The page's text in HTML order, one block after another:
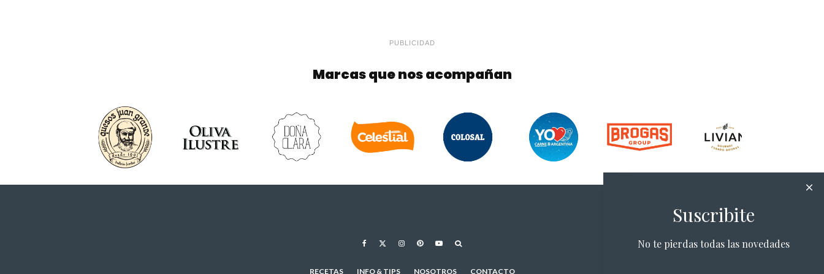
PUBLICIDAD
Marcas que nos acompañan
RECETAS INFO & TIPS NOSOTROS CONTACTO
Suscribite
No te pierdas todas las novedades